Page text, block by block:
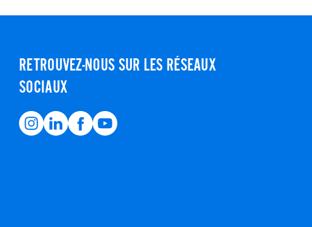
RETROUVEZ-NOUS SUR LES RÉSEAUX
SOCIAUX